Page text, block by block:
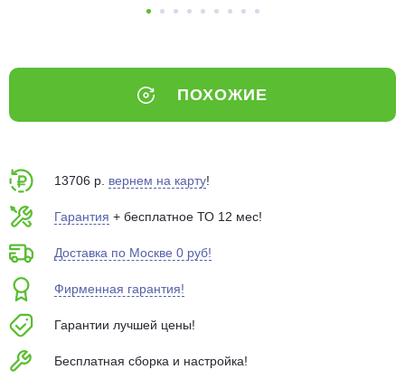
ПОХОЖИЕ
13706 р. вернем на карту!
Гарантия + бесплатное ТО 12 мес!
Доставка по Москве 0 руб!
Фирменная гарантия!
Гарантии лучшей цены!
Бесплатная сборка и настройка!
выбранный способом
Оставшиеся75% будут
Подробнее
Остались вопросы?